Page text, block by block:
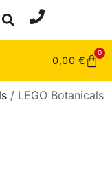
0,00 €
0
/ LEGO Botanicals